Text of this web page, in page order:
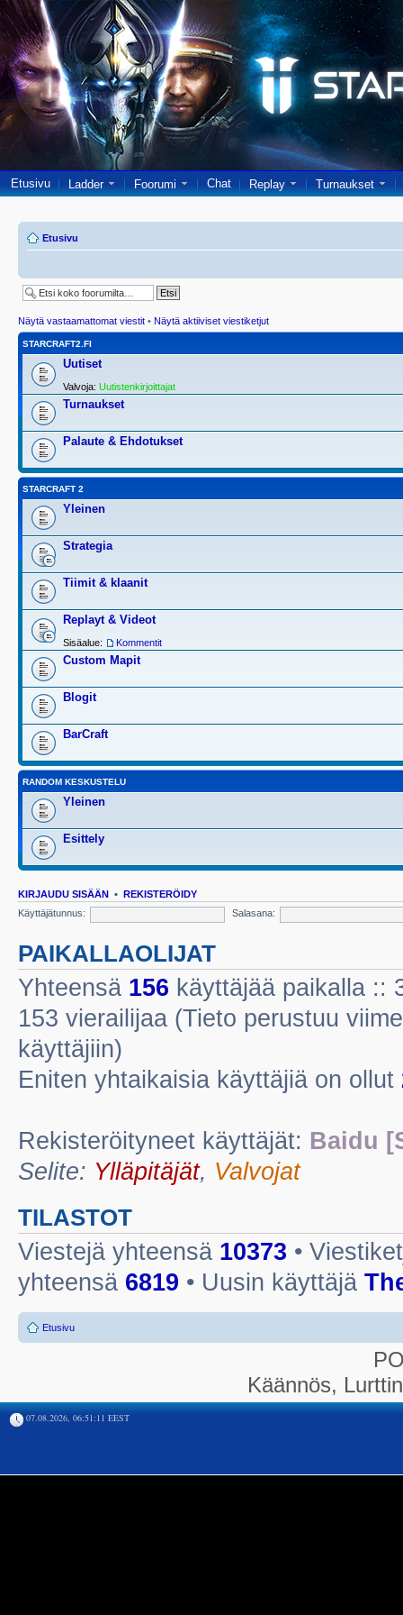
Etusivu Ladder Foorumi Chat Replay Turnaukset
Etusivu
Näytä vastaamattomat viestit • Näytä aktiiviset viestiketjut
STARCRAFT2.FI
Uutiset
Valvoja: Uutistenkirjoittajat
Turnaukset
Palaute & Ehdotukset
STARCRAFT 2
Yleinen
Strategia
Tiimit & klaanit
Replayt & Videot
Sisäalue: Kommentit
Custom Mapit
Blogit
BarCraft
RANDOM KESKUSTELU
Yleinen
Esittely
KIRJAUDU SISÄÄN • REKISTERÖIDY
Käyttäjätunnus:
Salasana:
PAIKALLAOLIJAT
Yhteensä 156 käyttäjää paikalla ::
153 vierailijaa (Tieto perustuu
käyttäjiin)
Eniten yhtaikaisia käyttäjiä on ollut
Rekisteröityneet käyttäjät: Baidu
Selite: Ylläpitäjät, Valvojat
TILASTOT
Viestejä yhteensä 10373 •
yhteensä 6819 • Uusin käyttäjä
Etusivu
Käännös,
07.08.2026, 06:51:11 EEST